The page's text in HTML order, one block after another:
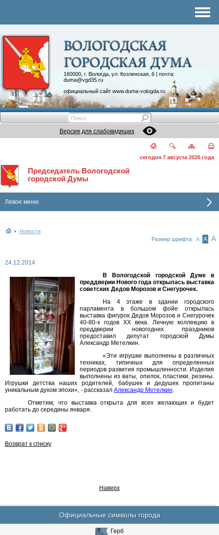
160000, г. Вологда, ул. Козленская, 6 | почта:
duma@vgd35.ru
официальный сайт www.duma-vologda.ru
Контакты
Депутатские объединения
Версия для слабовидящих
сегодня 7 августа 2026 года
Председатель Вологодской
городской Думы
Левое меню
Новости
Размер шрифта: А А А
24.12.2014
В Вологодской городской Думе в
преддверии Нового года открылась выставка
советских Дедов Морозов и Снегурочек.
На 4 этаже в здании городского
парламента в большом фойе открылась
выставка фигурок Дедов Морозов и Снегурочек
40-80-х годов XX века. Личную коллекцию в
преддверии новогодних праздников
предоставил депутат городской Думы
Александр Метелкин.
«Эти игрушки выполнены в различных
техниках, типичных для определенных
периодов развития промышленности. Изделия
выполнены из ваты, опилок, пластики, резины.
Игрушки детства наших родителей, бабушек и дедушек пропитаны
уникальным духом эпохи», - рассказал Александр Метелкин.
Отметим, что выставка открыта для всех желающих и будет
работать до середины января.
Возврат к списку
Наверх
Официальные символы города
Герб